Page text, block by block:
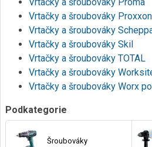
Vrtačky a šroubováky Proxxon
Vrtačky a šroubováky
Vrtačky a šroubováky Skil
Vrtačky a šroubováky TOTAL
Vrtačky a šroubováky
Vrtačky a šroubováky Worx
Podkategorie
Šroubováky